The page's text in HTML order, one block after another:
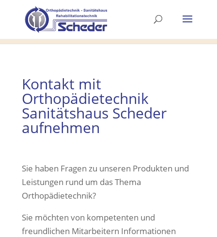
Kontakt mit
Orthopädietechnik
Sanitätshaus Scheder
aufnehmen
Sie haben Fragen zu unseren Produkten und
Leistungen rund um das Thema
Orthopädietechnik?
Sie möchten von kompetenten und
freundlichen Mitarbeitern Informationen